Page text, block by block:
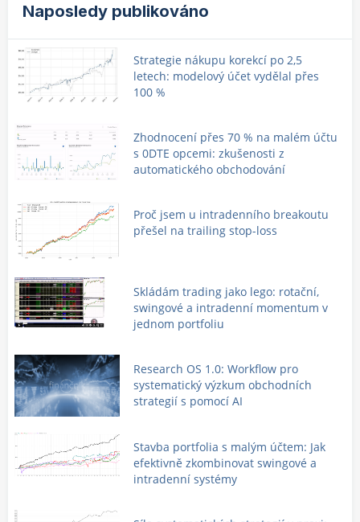
Naposledy publikováno
Strategie nákupu korekcí po 2,5
letech: modelový účet vydělal přes
100 %
Zhodnocení přes 70 % na malém účtu
s 0DTE opcemi: zkušenosti z
automatického obchodování
Proč jsem u intradenního breakoutu
přešel na trailing stop-loss
Skládám trading jako lego: rotační,
swingové a intradenní momentum v
jednom portfoliu
Research OS 1.0: Workflow pro
systematický výzkum obchodních
strategií s pomocí AI
Stavba portfolia s malým účtem: Jak
efektivně zkombinovat swingové a
intradenní systémy